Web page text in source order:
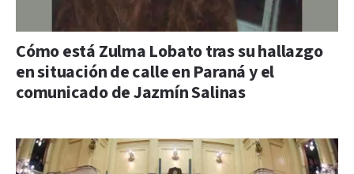
Cómo está Zulma Lobato tras su hallazgo
en situación de calle en Paraná y el
comunicado de Jazmín Salinas